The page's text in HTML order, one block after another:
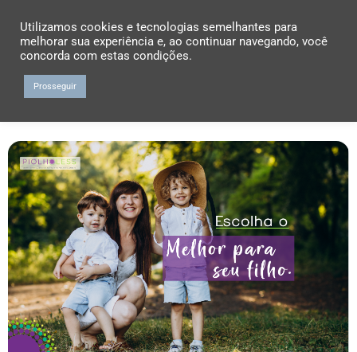
Utilizamos cookies e tecnologias semelhantes para
melhorar sua experiência e, ao continuar navegando, você
concorda com estas condições.
Prosseguir